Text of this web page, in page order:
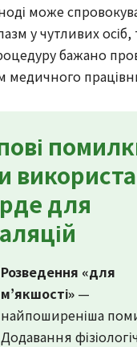
може
у чутливих осіб,
бажано
медичного
для
Розведення «для
м’якшості» —
найпоширеніша
Додавання